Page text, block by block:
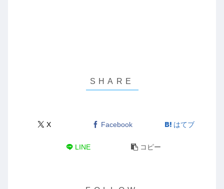
X Facebook はてブ
LINE コピー